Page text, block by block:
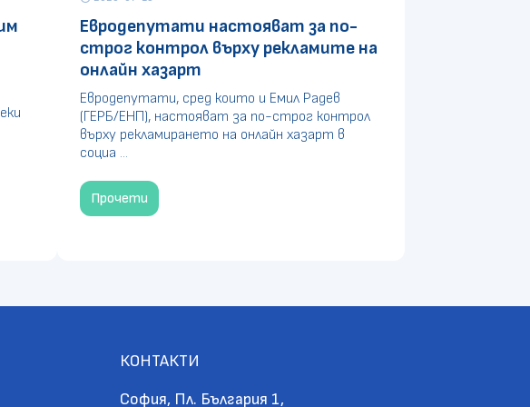
Евродепутати настояват за по-
строг контрол върху рекламите на
онлайн хазарт
Евродепутати, сред които и Емил Радев
(ГЕРБ/ЕНП), настояват за по-строг контрол
върху рекламирането на онлайн хазарт в
социа ...
Прочети
КОНТАКТИ
София, Пл. България 1,